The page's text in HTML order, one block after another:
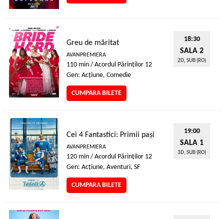
Greu de măritat
AVANPREMIERA
110 min / Acordul Părinţilor 12
Gen: Acţiune, Comedie
CUMPARA BILETE
18:30
SALA 2
2D, SUB (RO)
Cei 4 Fantastici: Primii pași
AVANPREMIERA
120 min / Acordul Părinţilor 12
Gen: Acţiune, Aventuri, SF
CUMPARA BILETE
19:00
SALA 1
3D, SUB (RO)